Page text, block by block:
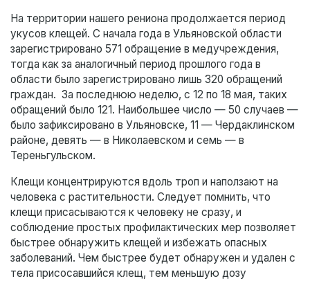
На территории нашего рениона продолжается период
укусов клещей. С начала года в Ульяновской области
зарегистрировано 571 обращение в медучреждения,
тогда как за аналогичный период прошлого года в
области было зарегистрировано лишь 320 обращений
граждан. За последнюю неделю, с 12 по 18 мая, таких
обращений было 121. Наибольшее число — 50 случаев —
было зафиксировано в Ульяновске, 11 — Чердаклинском
районе, девять — в Николаевском и семь — в
Тереньгульском.
Клещи концентрируются вдоль троп и наползают на
человека с растительности. Следует помнить, что
клещи присасываются к человеку не сразу, и
соблюдение простых профилактических мер позволяет
быстрее обнаружить клещей и избежать опасных
заболеваний. Чем быстрее будет обнаружен и удален с
тела присосавшийся клещ, тем меньшую дозу